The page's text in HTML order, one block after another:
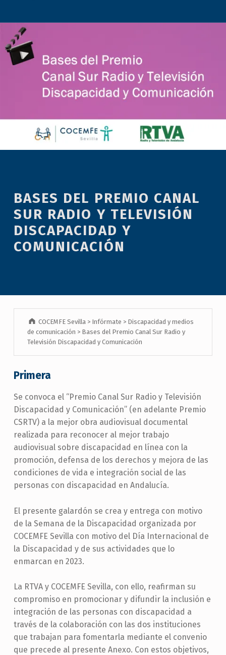
BASES DEL PREMIO CANAL
SUR RADIO Y TELEVISIÓN
DISCAPACIDAD Y
COMUNICACIÓN
COCEMFE Sevilla > Infórmate > Discapacidad y medios
de comunicación > Bases del Premio Canal Sur Radio y
Televisión Discapacidad y Comunicación
Primera
Se convoca el “Premio Canal Sur Radio y Televisión
Discapacidad y Comunicación” (en adelante Premio
CSRTV) a la mejor obra audiovisual documental
realizada para reconocer al mejor trabajo
audiovisual sobre discapacidad en línea con la
promoción, defensa de los derechos y mejora de las
condiciones de vida e integración social de las
personas con discapacidad en Andalucía.
El presente galardón se crea y entrega con motivo
de la Semana de la Discapacidad organizada por
COCEMFE Sevilla con motivo del Día Internacional de
la Discapacidad y de sus actividades que lo
enmarcan en 2023.
La RTVA y COCEMFE Sevilla, con ello, reafirman su
compromiso en promocionar y difundir la inclusión e
integración de las personas con discapacidad a
través de la colaboración con las dos instituciones
que trabajan para fomentarla mediante el convenio
que precede al presente Anexo. Con estos objetivos,